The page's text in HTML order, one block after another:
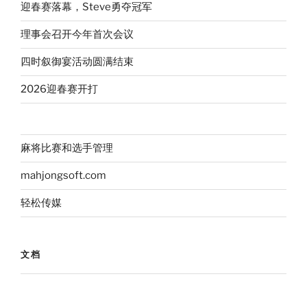
迎春赛落幕，Steve勇夺冠军
理事会召开今年首次会议
四时叙御宴活动圆满结束
2026迎春赛开打
麻将比赛和选手管理
mahjongsoft.com
轻松传媒
文档